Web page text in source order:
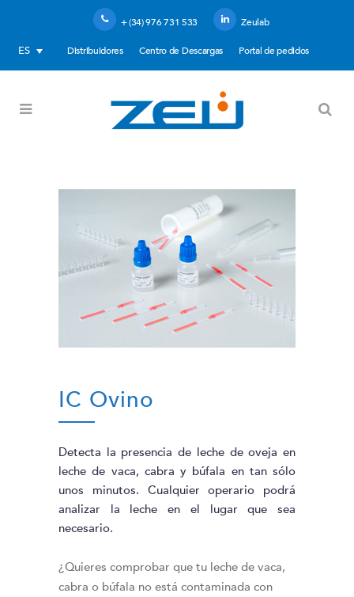
+ (34) 976 731 533 Zeulab
ES Distribuidores Centro de Descargas Portal de pedidos
IC Ovino
Detecta la presencia de leche de oveja en
leche de vaca, cabra y búfala en tan sólo
unos minutos. Cualquier operario podrá
analizar la leche en el lugar que sea
necesario.
¿Quieres comprobar que tu leche de vaca,
cabra o búfala no está contaminada con